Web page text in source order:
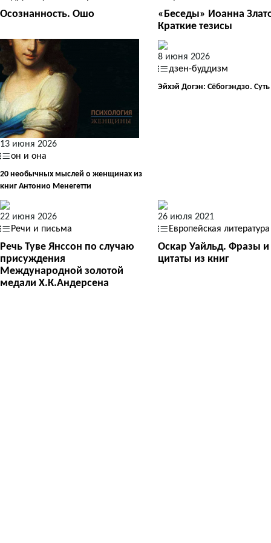
Осознанность. Ошо
«Беседы» Иоанна
Краткие тезисы
13 июня 2026
он и она
20 необычных мыслей о женщинах из
книг Антонио Менегетти
8 июня 2026
дзен-буддизм
Эйхэй Догэн: Сёбогэндзо.
22 июня 2026
Речи и письма
Речь Туве Янссон по случаю
присуждения
Международной золотой
медали Х.К.Андерсена
26 июля 2021
Европейская литература
Оскар Уайльд. Фразы и
цитаты из книг